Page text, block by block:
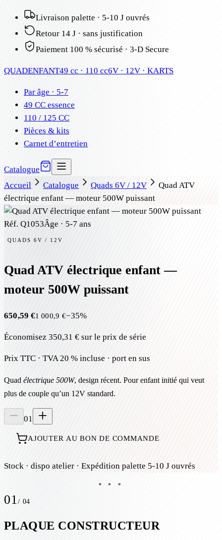
Livraison palette · 5-10 J ouvrés
Retour 14 J · sans justification
Paiement 100 % sécurisé · 3-D Secure
QUADENFANT49 cc · 110 cc6V · 12V · KARTS
Par âge · 5-7
49 CC essence
110 / 125 CC
Pièces & kits
Carnet d’entretien
Catalogue
Accueil
Catalogue Quads 6V / 12V
Quad ATV
électrique enfant — moteur 500W puissant
Réf. Q1053Âge · 5-7 ans
QUADS 6V / 12V
Quad ATV électrique enfant —
moteur 500W puissant
650,59 €1 000,9 €−35%
Économisez 350,31 € sur le prix de série
Prix TTC · TVA 20 % incluse · port en sus
Quad électrique 500W, design récent. Pour enfant initié qui veut
plus de couple qu’un 12V standard.
01
AJOUTER AU BON DE COMMANDE
Stock · dispo atelier · Expédition palette 5-10 J ouvrés
* * *
01/ 04
PLAQUE CONSTRUCTEUR